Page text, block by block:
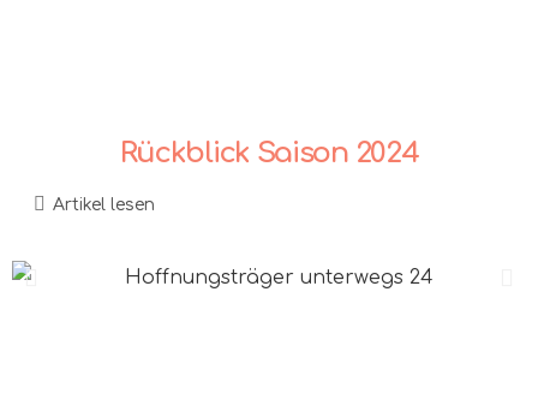
Rückblick Saison 2024
Artikel lesen